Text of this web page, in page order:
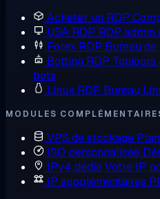
Acheter un RDP
USA RDP RDP
Forex RDP Bureau
Botting RDP
bots
Linux RDP Bureau
MODULES
VPS de stockage
ISO personnalisée
IPv4 dédiéVotre IP,
IP supplémentaires